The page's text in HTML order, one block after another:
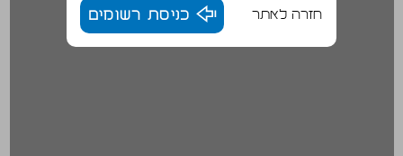
חזרה לאתר כניסת רשומים